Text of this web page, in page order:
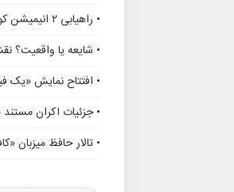
• راهیابی ۲ انیمیشن کوتاه به سی‌امین جشنواره فیلم رود آیلند
• شایعه یا واقعیت؟
• افتتاح نمایش «یک
• جزئیات اکران
• تالار حافظ میزبان